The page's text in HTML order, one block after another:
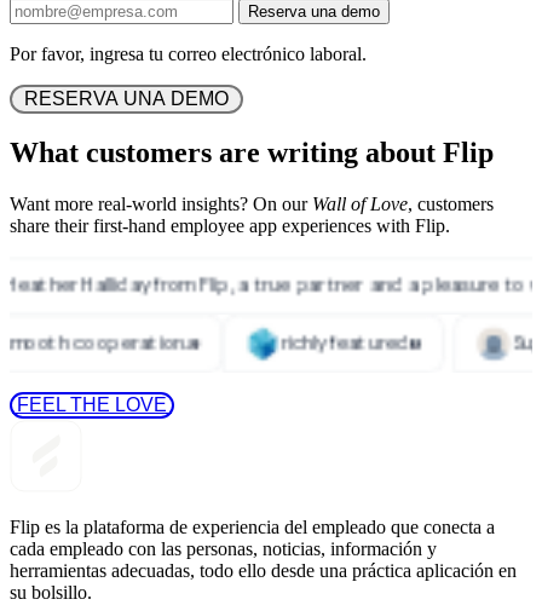
Reserva una demo
Por favor, ingresa tu correo electrónico laboral.
What customers are writing about Flip
Want more real-world insights? On our Wall of Love, customers
share their first-hand employee app experiences with Flip.
FEEL THE LOVE
Flip es la plataforma de experiencia del empleado que conecta a
cada empleado con las personas, noticias, información y
herramientas adecuadas, todo ello desde una práctica aplicación en
su bolsillo.